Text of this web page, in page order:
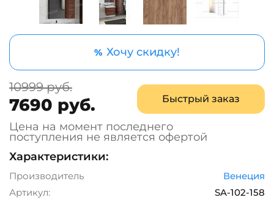
% Хочу скидку!
10999 руб.
7690 руб. Быстрый заказ
Цена на момент последнего
поступления не является офертой
Характеристики:
Производитель
Венеция
Артикул:
SA-102-158